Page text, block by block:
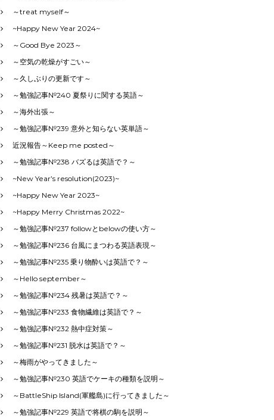
～treat myself～
~Happy New Year 2024~
～Good Bye 2023～
～空気の乾燥がすごい～
～久しぶりの更新です～
～勉強記事№240 夏祭りに関する英語～
～海外出張～
～勉強記事№239 意外と知らない英単語～
近況報告～Keep me posted～
～勉強記事№238 バズるは英語で？～
~New Year’s resolution(2023)~
~Happy New Year 2023~
~Happy Merry Christmas 2022~
～勉強記事№237 followとbelowの使い方～
～勉強記事№236 台風にまつわる英語表現～
～勉強記事№235 乗り物酔いは英語で？～
～Hello september～
～勉強記事№234 残暑は英語で？～
～勉強記事№233 食物繊維は英語で？～
～勉強記事№232 熱中症対策～
～勉強記事№231 脱水は英語で？～
～梅雨がやってきました～
～勉強記事№230 英語でケーキの種類を説明～
～BattleShip Island(軍艦島)に行ってきました～
～勉強記事№229 英語で将棋の駒を説明～